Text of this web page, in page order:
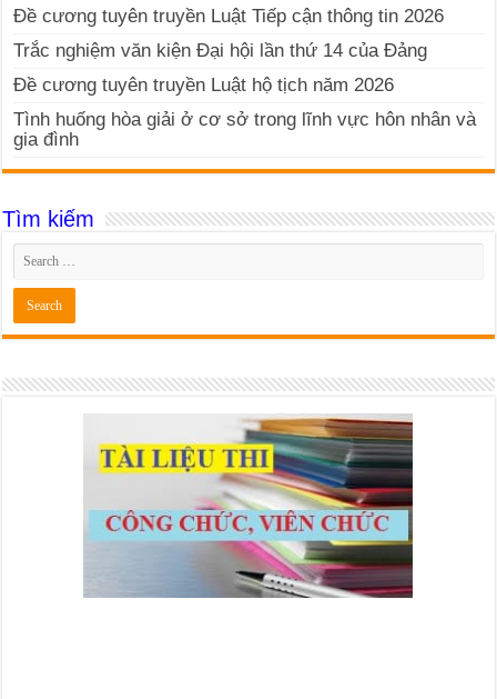
Đề cương tuyên truyền Luật Tiếp cận thông tin 2026
Trắc nghiệm văn kiện Đại hội lần thứ 14 của Đảng
Đề cương tuyên truyền Luật hộ tịch năm 2026
Tình huống hòa giải ở cơ sở trong lĩnh vực hôn nhân và
gia đình
Tìm kiếm